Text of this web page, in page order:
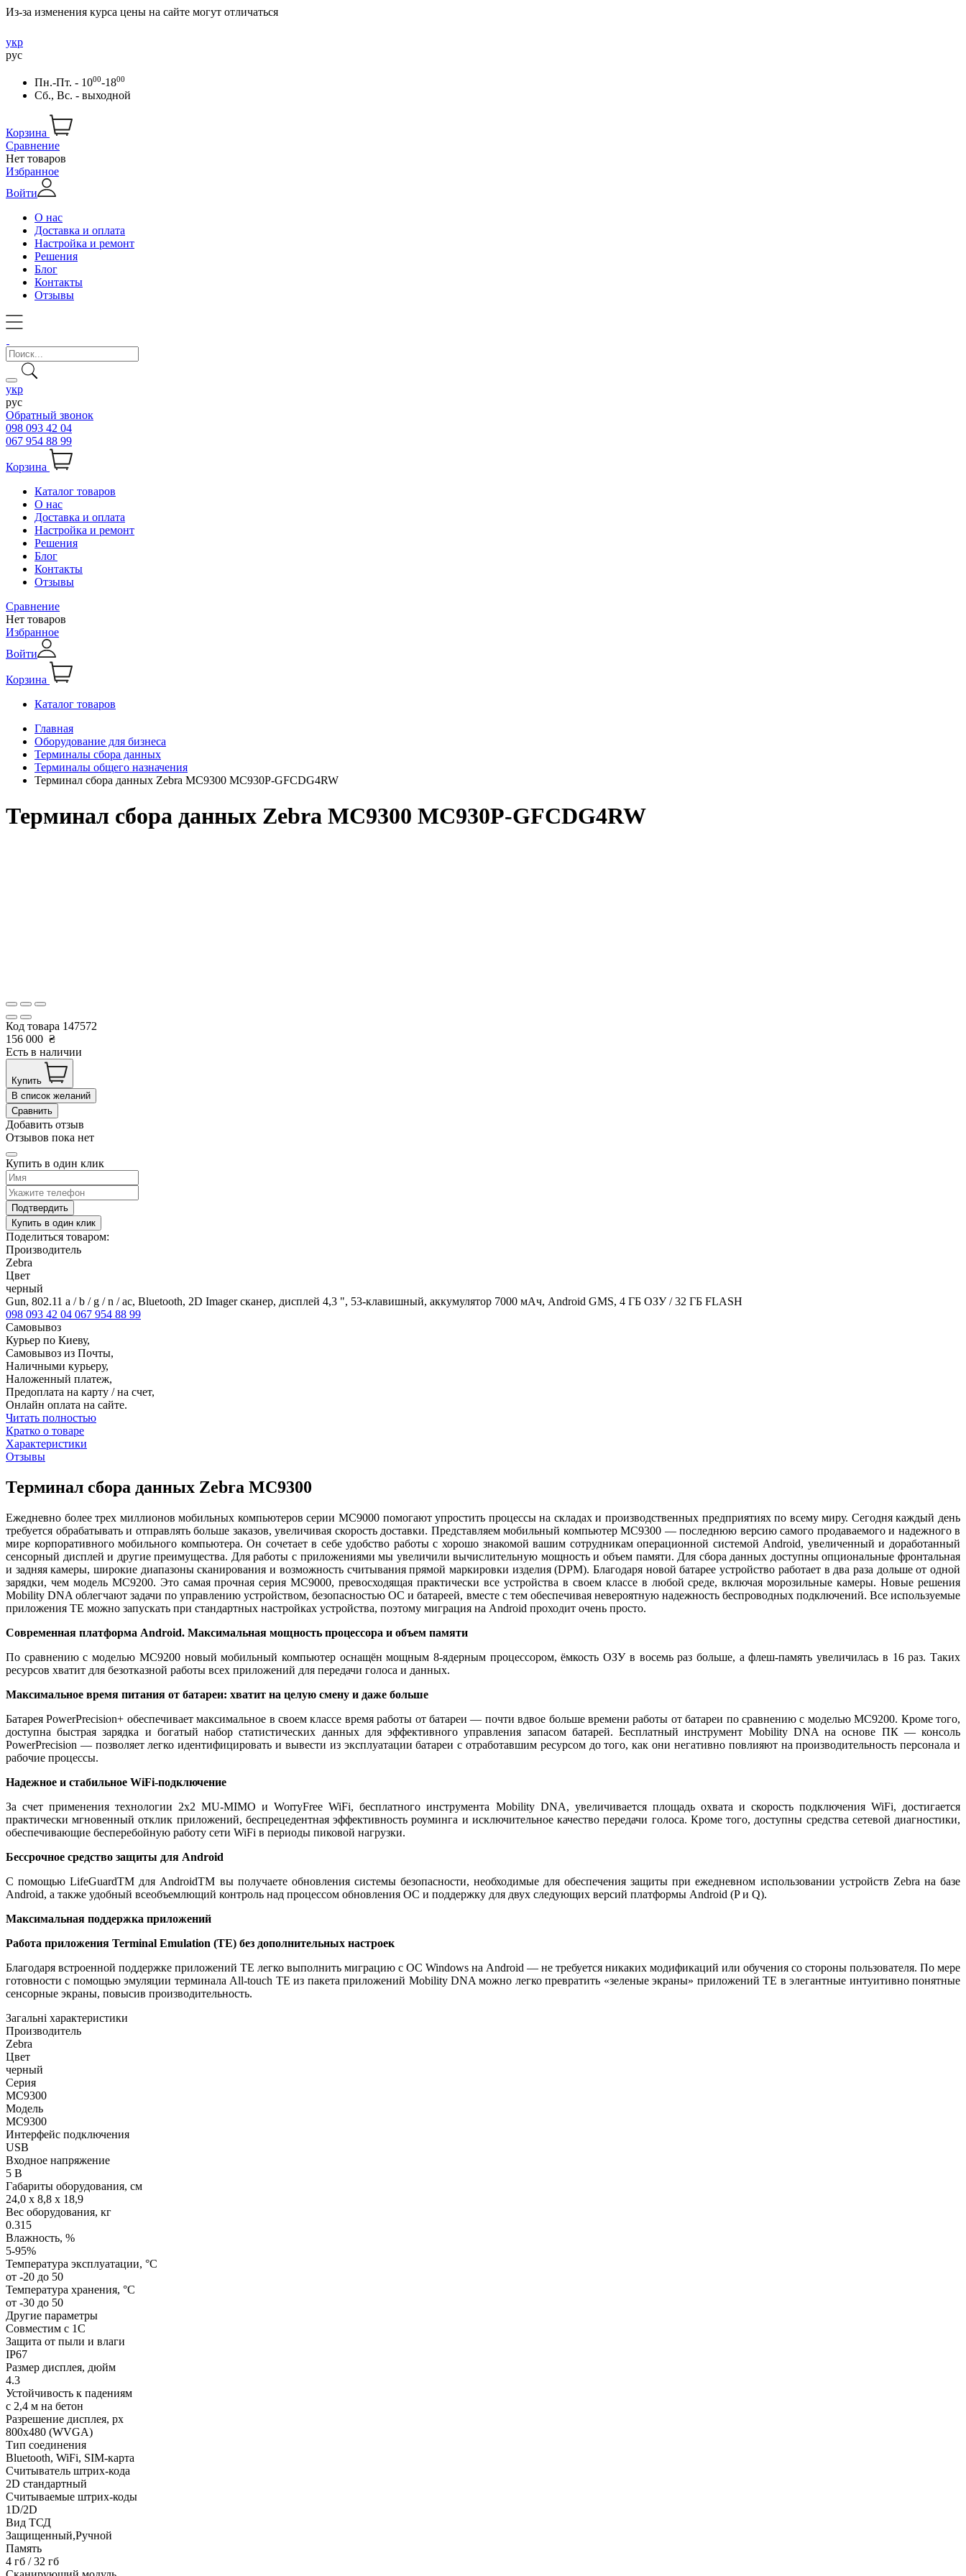
Из-за изменения курса цены на сайте могут отличаться
укр
рус
Пн.-Пт. - 1000-1800
Сб., Вс. - выходной
Корзина
Сравнение
Нет товаров
Избранное
Войти
О нас
Доставка и оплата
Настройка и ремонт
Решения
Блог
Контакты
Отзывы
укр
рус
Обратный звонок
098 093 42 04
067 954 88 99
Корзина
Каталог товаров
О нас
Доставка и оплата
Настройка и ремонт
Решения
Блог
Контакты
Отзывы
Сравнение
Нет товаров
Избранное
Войти
Корзина
Каталог товаров
Главная
Оборудование для бизнеса
Терминалы сбора данных
Терминалы общего назначения
Терминал сбора данных Zebra MC9300 MC930P-GFCDG4RW
Терминал сбора данных Zebra MC9300 MC930P-GFCDG4RW
Код товара 147572
156 000 ₴
Есть в наличии
Купить
В список желаний
Сравнить
Добавить отзыв
Отзывов пока нет
Купить в один клик
Подтвердить
Купить в один клик
Поделиться товаром:
Производитель
Zebra
Цвет
черный
Gun, 802.11 a / b / g / n / ac, Bluetooth, 2D Imager сканер, дисплей 4,3 ", 53-клавишный, аккумулятор 7000 мАч, Android GMS, 4 ГБ ОЗУ / 32 ГБ FLASH
098 093 42 04 067 954 88 99
Самовывоз
Курьер по Киеву,
Самовывоз из Почты,
Наличными курьеру,
Наложенный платеж,
Предоплата на карту / на счет,
Онлайн оплата на сайте.
Читать полностью
Кратко о товаре
Характеристики
Отзывы
Терминал сбора данных Zebra MC9300
Ежедневно более трех миллионов мобильных компьютеров серии MC9000 помогают упростить процессы на складах и производственных предприятиях по всему миру. Сегодня каждый день
требуется обрабатывать и отправлять больше заказов, увеличивая скорость доставки. Представляем мобильный компьютер MC9300 — последнюю версию самого продаваемого и надежного в
мире корпоративного мобильного компьютера. Он сочетает в себе удобство работы с хорошо знакомой вашим сотрудникам операционной системой Android, увеличенный и доработанный
сенсорный дисплей и другие преимущества. Для работы с приложениями мы увеличили вычислительную мощность и объем памяти. Для сбора данных доступны опциональные фронтальная
и задняя камеры, широкие диапазоны сканирования и возможность считывания прямой маркировки изделия (DPM). Благодаря новой батарее устройство работает в два раза дольше от одной
зарядки, чем модель MC9200. Это самая прочная серия MC9000, превосходящая практически все устройства в своем классе в любой среде, включая морозильные камеры. Новые решения
Mobility DNA облегчают задачи по управлению устройством, безопасностью ОС и батареей, вместе с тем обеспечивая невероятную надежность беспроводных подключений. Все используемые
приложения TE можно запускать при стандартных настройках устройства, поэтому миграция на Android проходит очень просто.
Современная платформа Android. Максимальная мощность процессора и объем памяти
По сравнению с моделью MC9200 новый мобильный компьютер оснащён мощным 8-ядерным процессором, ёмкость ОЗУ в восемь раз больше, а флеш-память увеличилась в 16 раз. Таких
ресурсов хватит для безотказной работы всех приложений для передачи голоса и данных.
Максимальное время питания от батареи: хватит на целую смену и даже больше
Батарея PowerPrecision+ обеспечивает максимальное в своем классе время работы от батареи — почти вдвое больше времени работы от батареи по сравнению с моделью MC9200. Кроме того,
доступна быстрая зарядка и богатый набор статистических данных для эффективного управления запасом батарей. Бесплатный инструмент Mobility DNA на основе ПК — консоль
PowerPrecision — позволяет легко идентифицировать и вывести из эксплуатации батареи с отработавшим ресурсом до того, как они негативно повлияют на производительность персонала и
рабочие процессы.
Надежное и стабильное WiFi-подключение
За счет применения технологии 2x2 MU-MIMO и WorryFree WiFi, бесплатного инструмента Mobility DNA, увеличивается площадь охвата и скорость подключения WiFi, достигается
практически мгновенный отклик приложений, беспрецедентная эффективность роуминга и исключительное качество передачи голоса. Кроме того, доступны средства сетевой диагностики,
обеспечивающие бесперебойную работу сети WiFi в периоды пиковой нагрузки.
Бессрочное средство защиты для Android
С помощью LifeGuardTM для AndroidTM вы получаете обновления системы безопасности, необходимые для обеспечения защиты при ежедневном использовании устройств Zebra на базе
Android, а также удобный всеобъемлющий контроль над процессом обновления ОС и поддержку для двух следующих версий платформы Android (P и Q).
Максимальная поддержка приложений
Работа приложения Terminal Emulation (TE) без дополнительных настроек
Благодаря встроенной поддержке приложений TE легко выполнить миграцию с ОС Windows на Android — не требуется никаких модификаций или обучения со стороны пользователя. По мере
готовности с помощью эмуляции терминала All-touch TE из пакета приложений Mobility DNA можно легко превратить «зеленые экраны» приложений TE в элегантные интуитивно понятные
сенсорные экраны, повысив производительность.
Загальні характеристики
Производитель
Zebra
Цвет
черный
Серия
MC9300
Модель
MC9300
Интерфейс подключения
USB
Входное напряжение
5 В
Габариты оборудования, см
24,0 x 8,8 x 18,9
Вес оборудования, кг
0.315
Влажность, %
5-95%
Температура эксплуатации, °C
от -20 до 50
Температура хранения, °C
от -30 до 50
Другие параметры
Совместим с 1С
Защита от пыли и влаги
IP67
Размер дисплея, дюйм
4.3
Устойчивость к падениям
с 2,4 м на бетон
Разрешение дисплея, px
800х480 (WVGA)
Тип соединения
Bluetooth, WiFi, SIM-карта
Считыватель штрих-кода
2D стандартный
Считываемые штрих-коды
1D/2D
Вид ТСД
Защищенный,Ручной
Память
4 гб / 32 гб